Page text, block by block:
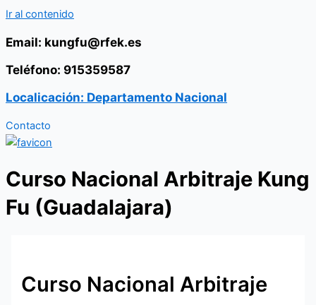
Ir al contenido
Email: kungfu@rfek.es
Teléfono: 915359587
Localicación: Departamento Nacional
Contacto
Curso Nacional Arbitraje Kung
Fu (Guadalajara)
Curso Nacional Arbitraje